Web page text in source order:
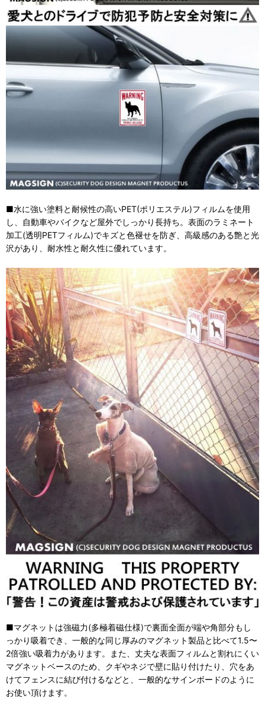
■水に強い塗料と耐候性の高いPET(ポリエステル)フィルムを使用
し、自動車やバイクなど屋外でしっかり長持ち。表面のラミネート
加工(透明PETフィルム)でキズと色褪せを防ぎ、高級感のある艶と光
沢があり、耐水性と耐久性に優れています。
■マグネットは強磁力(多極着磁仕様)で裏面全面が端や角部分もし
っかり吸着でき、一般的な同じ厚みのマグネット製品と比べて1.5〜
2倍強い吸着力があります。また、丈夫な表面フィルムと割れにくい
マグネットベースのため、クギやネジで壁に貼り付けたり、穴をあ
けてフェンスに結び付けるなどと、一般的なサインボードのように
お使い頂けます。